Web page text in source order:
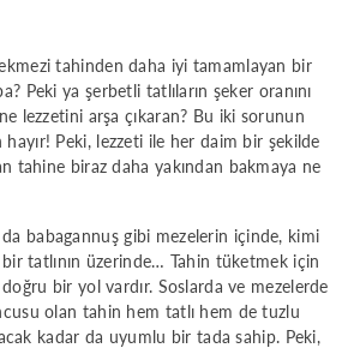
tahinden daha iyi tamamlayan bir
Peki ya şerbetli tatlıların şeker oranını
lezzetini arşa çıkaran? Bu iki sorunun
Peki, lezzeti ile her daim bir şekilde
tahine biraz daha yakından bakmaya ne
babagannuş gibi mezelerin içinde, kimi
tatlının üzerinde… Tahin tüketmek için
bir yol vardır. Soslarda ve mezelerde
olan tahin hem tatlı hem de tuzlu
kadar da uyumlu bir tada sahip. Peki,